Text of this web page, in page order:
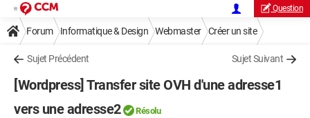
Question
Forum Informatique & Design Webmaster Créer un site
Sujet Précédent Sujet Suivant
[Wordpress] Transfer site OVH d'une adresse1
vers une adresse2
Résolu